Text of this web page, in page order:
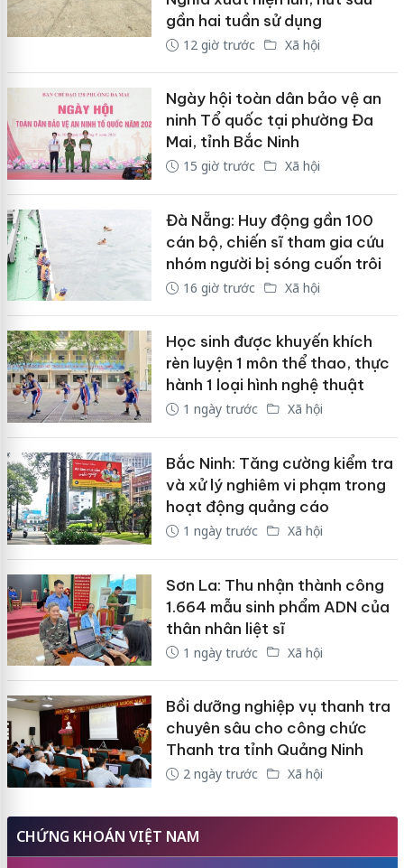
gần hai tuần sử dụng
12 giờ trước Xã hội
Ngày hội toàn dân bảo vệ an
ninh Tổ quốc tại phường Đa
Mai, tỉnh Bắc Ninh
15 giờ trước Xã hội
Đà Nẵng: Huy động gần 100
cán bộ, chiến sĩ tham gia cứu
nhóm người bị sóng cuốn trôi
16 giờ trước Xã hội
Học sinh được khuyến khích
rèn luyện 1 môn thể thao, thực
hành 1 loại hình nghệ thuật
1 ngày trước Xã hội
Bắc Ninh: Tăng cường kiểm tra
và xử lý nghiêm vi phạm trong
hoạt động quảng cáo
1 ngày trước Xã hội
Sơn La: Thu nhận thành công
1.664 mẫu sinh phẩm ADN của
thân nhân liệt sĩ
1 ngày trước Xã hội
Bồi dưỡng nghiệp vụ thanh tra
chuyên sâu cho công chức
Thanh tra tỉnh Quảng Ninh
2 ngày trước Xã hội
CHỨNG KHOÁN VIỆT NAM